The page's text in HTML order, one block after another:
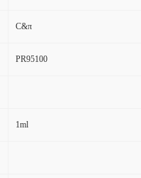
C&π
PR95100
1ml